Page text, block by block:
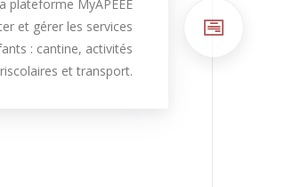
plateforme MyAPEEE
et gérer les services
: cantine, activités
et transport.